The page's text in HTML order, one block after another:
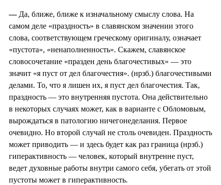
— Да, ближе, ближе к изначальному смыслу слова. На
самом деле «праздность» в славянском значении этого
слова, соответствующем греческому оригиналу, означает
«пустота», «ненаполненность». Скажем, славянское
словосочетание «празден день благочестивых» — это
значит «я пуст от дел благочестия». (нрзб.) благочестивыми
делами. То, что я лишен их, я пуст дел благочестия. Так,
праздность — это внутренняя пустота. Она действительно
в некоторых случаях может, как в варианте с Обломовым,
вырождаться в патологию ничегонеделания. Первое
очевидно. Но второй случай не столь очевиден. Праздность
может приводить — и здесь будет как раз граница (нрзб.)
гиперактивность — человек, который внутренне пуст,
ведет духовные работы внутри самого себя, убегать от этой
пустоты может в гиперактивность.